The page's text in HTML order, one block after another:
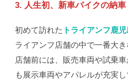
3. 人生初、新車バイクの納車
初めて訪れた トライアンフ鹿児
ライアンフ店舗の中で一番大き
店舗前には、販売車両や試乗
も展示車両やアパレルが充実